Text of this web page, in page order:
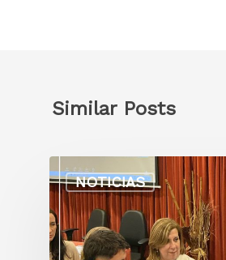
Similar Posts
NOTICIAS